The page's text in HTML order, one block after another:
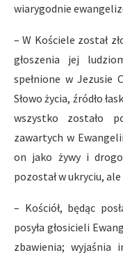
wiarygodnie
– W Kościele został
głoszenia jej
spełnione w Jezusie
Słowo życia, źródło
wszystko zostało
zawartych w
on jako żywy i
pozostał w ukryciu,
– Kościół, będąc
posyła głosicieli
zbawienia;